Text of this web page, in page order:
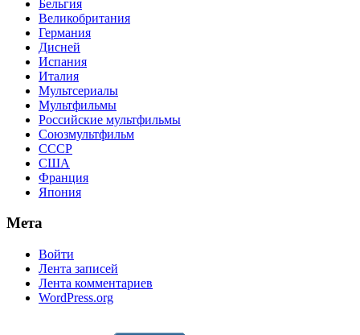
Бельгия
Великобритания
Германия
Дисней
Испания
Италия
Мультсериалы
Мультфильмы
Российские мультфильмы
Союзмультфильм
СССР
США
Франция
Япония
Мета
Войти
Лента записей
Лента комментариев
WordPress.org